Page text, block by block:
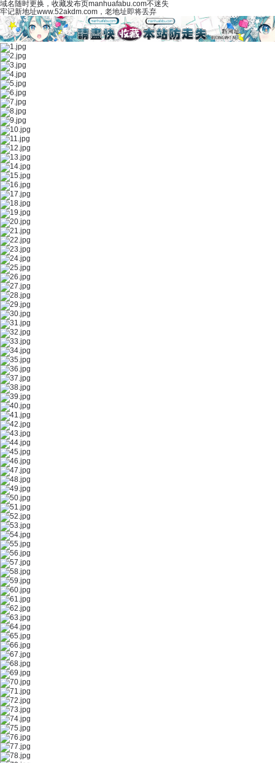
域名随时更换，收藏发布页manhuafabu.com不迷失
牢记新地址www.52akdm.com，老地址即将丢弃